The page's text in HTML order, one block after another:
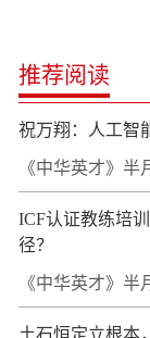
推荐阅读
祝万翔：人工智
《中华英才》半
ICF认证教练培
径？
《中华英才》半